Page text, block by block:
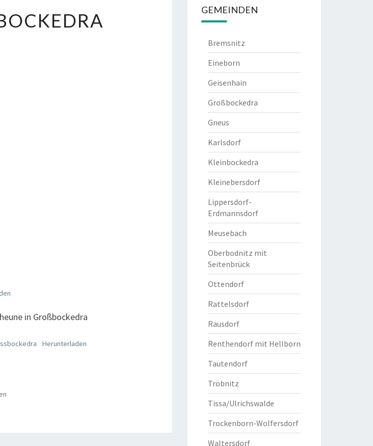
in Großbockedra
Herunterladen
GEMEINDEN
Bremsnitz
Eineborn
Geisenhain
Großbockedra
Gneus
Karlsdorf
Kleinbockedra
Kleinebersdorf
Lippersdorf-
Erdmannsdorf
Meusebach
Oberbodnitz mit
Seitenbrück
Ottendorf
Rattelsdorf
Rausdorf
Renthendorf mit Hellborn
Tautendorf
Tröbnitz
Tissa/Ulrichswalde
Trockenborn-Wolfersdorf
Waltersdorf